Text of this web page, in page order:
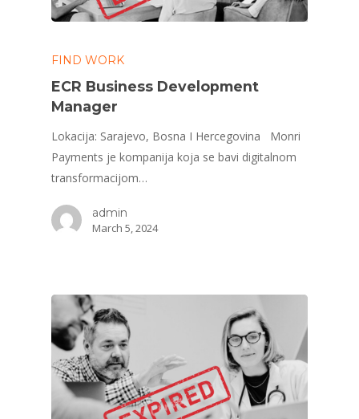
FIND WORK
ECR Business Development
Manager
Lokacija: Sarajevo, Bosna I Hercegovina Monri
Payments je kompanija koja se bavi digitalnom
transformacijom…
admin
March 5, 2024